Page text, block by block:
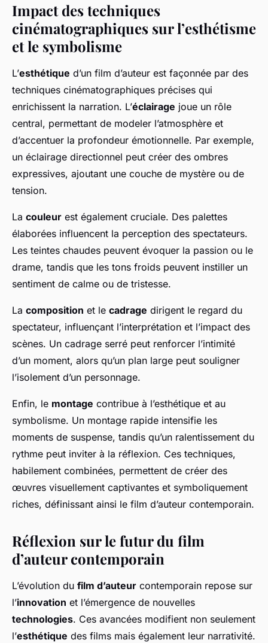
Impact des techniques
cinématographiques sur l’esthétisme
et le symbolisme
L’esthétique d’un film d’auteur est façonnée par des
techniques cinématographiques précises qui
enrichissent la narration. L’éclairage joue un rôle
central, permettant de modeler l’atmosphère et
d’accentuer la profondeur émotionnelle. Par exemple,
un éclairage directionnel peut créer des ombres
expressives, ajoutant une couche de mystère ou de
tension.
La couleur est également cruciale. Des palettes
élaborées influencent la perception des spectateurs.
Les teintes chaudes peuvent évoquer la passion ou le
drame, tandis que les tons froids peuvent instiller un
sentiment de calme ou de tristesse.
La composition et le cadrage dirigent le regard du
spectateur, influençant l’interprétation et l’impact des
scènes. Un cadrage serré peut renforcer l’intimité
d’un moment, alors qu’un plan large peut souligner
l’isolement d’un personnage.
Enfin, le montage contribue à l’esthétique et au
symbolisme. Un montage rapide intensifie les
moments de suspense, tandis qu’un ralentissement du
rythme peut inviter à la réflexion. Ces techniques,
habilement combinées, permettent de créer des
œuvres visuellement captivantes et symboliquement
riches, définissant ainsi le film d’auteur contemporain.
Réflexion sur le futur du film
d’auteur contemporain
L’évolution du film d’auteur contemporain repose sur
l’innovation et l’émergence de nouvelles
technologies. Ces avancées modifient non seulement
l’esthétique des films mais également leur narrativité.